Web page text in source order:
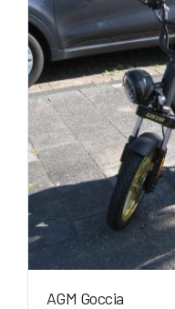
AGM Goccia